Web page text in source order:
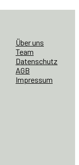
Über uns
Team
Datenschutz
AGB
Impressum